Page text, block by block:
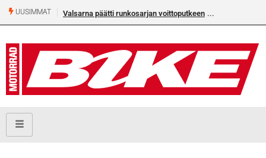
UUSIMMAT Valsarna päätti runkosarjan voittoputkeen